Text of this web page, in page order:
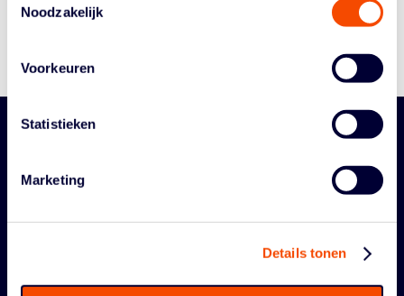
Noodzakelijk
Voorkeuren
Statistieken
Marketing
Details tonen
ORGANISATIE